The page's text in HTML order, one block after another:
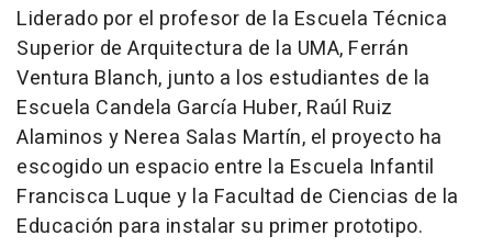
Liderado por el profesor de la Escuela Técnica
Superior de Arquitectura de la UMA, Ferrán
Ventura Blanch, junto a los estudiantes de la
Escuela Candela García Huber, Raúl Ruiz
Alaminos y Nerea Salas Martín, el proyecto ha
escogido un espacio entre la Escuela Infantil
Francisca Luque y la Facultad de Ciencias de la
Educación para instalar su primer prototipo.